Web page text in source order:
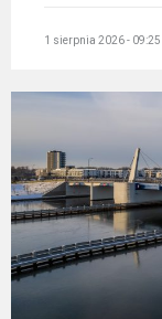
1 sierpnia 2026 - 09:25